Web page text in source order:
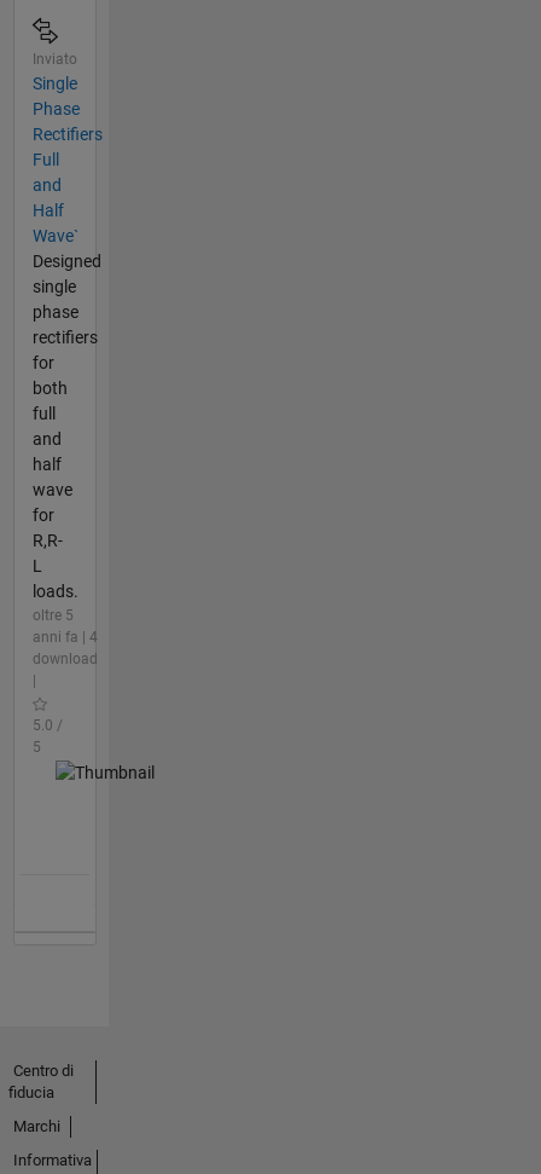
Inviato
Single
Phase
Rectifiers
Full
and
Half
Wave`
Designed
single
phase
rectifiers
for
both
full
and
half
wave
for
R,R-
L
loads.
oltre 5
anni fa | 4
download
5.0 /
5
Centro di
fiducia
Marchi
Informativa